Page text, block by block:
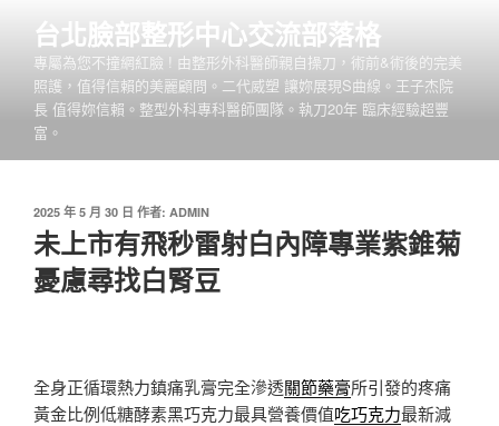
台北臉部整形中心交流部落格
專屬為您不撞網紅臉 ! 由整形外科醫師親自操刀，術前&術後的完美
照護，值得信賴的美麗顧問。二代威塑 讓妳展現S曲線。王子杰院
長 值得妳信賴。整型外科專科醫師團隊。執刀20年 臨床經驗超豐
富。
發
於
2025 年 5 月 30 日 作者: ADMIN
未上市有飛秒雷射白內障專業紫錐菊
憂慮尋找白腎豆
全身正循環熱力鎮痛乳膏完全滲透關節藥膏所引發的疼痛
黃金比例低糖酵素黑巧克力最具營養價值吃巧克力最新減